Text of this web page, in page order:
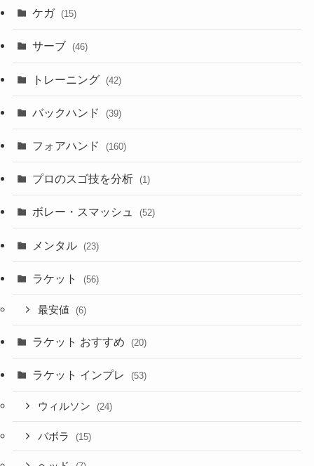
ケガ (15)
サーブ (46)
トレーニング (42)
バックハンド (39)
フォアハンド (160)
プロのスゴ技を分析 (1)
ボレー・スマッシュ (52)
メンタル (23)
ラケット (56)
最安値 (6)
ラケット おすすめ (20)
ラケット インプレ (53)
ウィルソン (24)
バボラ (15)